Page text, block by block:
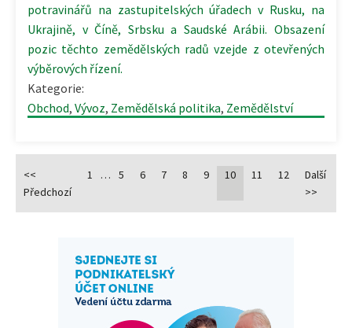
potravinářů na zastupitelských úřadech v Rusku, na
Ukrajině, v Číně, Srbsku a Saudské Arábii. Obsazení
pozic těchto zemědělských radů vzejde z otevřených
výběrových řízení.
Kategorie:
Obchod, Vývoz, Zemědělská politika, Zemědělství
<<
Předchozí
1 … 5 6 7 8 9 10 11 12
Další
>>